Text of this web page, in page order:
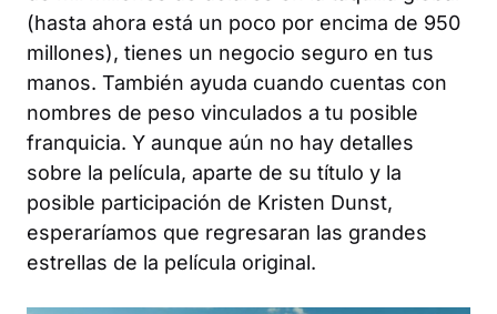
(hasta ahora está un poco por encima de 950
millones), tienes un negocio seguro en tus
manos. También ayuda cuando cuentas con
nombres de peso vinculados a tu posible
franquicia. Y aunque aún no hay detalles
sobre la película, aparte de su título y la
posible participación de Kristen Dunst,
esperaríamos que regresaran las grandes
estrellas de la película original.